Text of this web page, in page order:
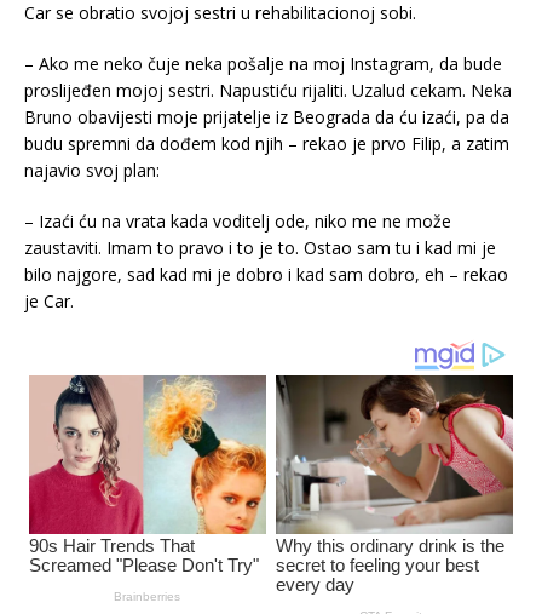
Car se obratio svojoj sestri u rehabilitacionoj sobi.
– Ako me neko čuje neka pošalje na moj Instagram, da bude
proslijeđen mojoj sestri. Napustiću rijaliti. Uzalud cekam. Neka
Bruno obavijesti moje prijatelje iz Beograda da ću izaći, pa da
budu spremni da dođem kod njih – rekao je prvo Filip, a zatim
najavio svoj plan:
– Izaći ću na vrata kada voditelj ode, niko me ne može
zaustaviti. Imam to pravo i to je to. Ostao sam tu i kad mi je
bilo najgore, sad kad mi je dobro i kad sam dobro, eh – rekao
je Car.